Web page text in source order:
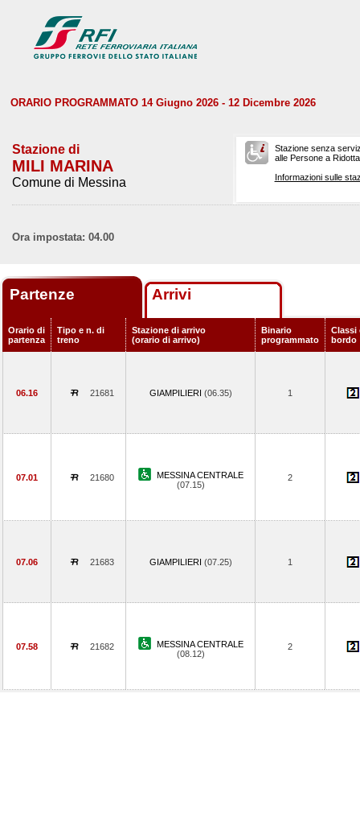
ORARIO PROGRAMMATO 14 Giugno 2026 - 12 Dicembre 2026
Stazione di
MILI MARINA
Comune di Messina
Stazione senza
alle Persone a
Informazioni sulle
Ora impostata: 04.00
Partenze Arrivi
Orario di
partenza
Tipo e n. di
treno
Stazione di arrivo
(orario di arrivo)
Binario
programmato
Classi
bordo
06.16 21681 GIAMPILIERI (06.35) 1
07.01 21680
MESSINA CENTRALE
(07.15)
2
07.06 21683 GIAMPILIERI (07.25) 1
07.58 21682
MESSINA CENTRALE
(08.12)
2